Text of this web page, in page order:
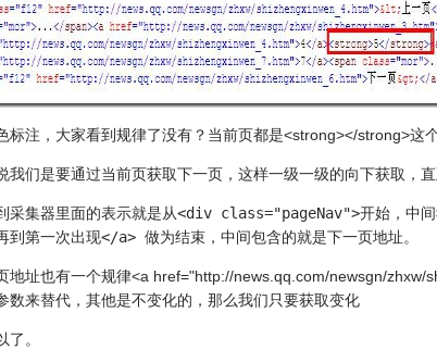
标注，大家看到规律了没有？当前页都是<strong></strong>这
我们是要通过当前页获取下一页，这样一级一级的向下获取，直
采集器里面的表示就是从<div class="pageNav">开始，中
到第一次出现</a> 做为结束，中间包含的就是下一页地址。
地址也有一个规律<a href="http://news.qq.com/newsgn/zhxw/
数来替代，其他是不变化的，那么我们只要获取变化
了。